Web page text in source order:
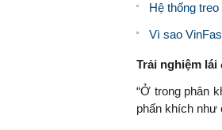
Hệ thống
Vì sao
Trải nghiệm lái
“Ở trong phân
phấn khích như